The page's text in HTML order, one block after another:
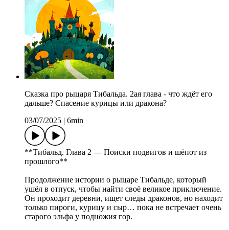
Сказка про рыцаря Тибальда. 2ая глава - что ждёт его
дальше? Спасение курицы или дракона?
03/07/2025
6min
**Тибальд. Глава 2 — Поиски подвигов и шёпот из
прошлого**
Продолжение истории о рыцаре Тибальде, который
ушёл в отпуск, чтобы найти своё великое приключение.
Он проходит деревни, ищет следы драконов, но находит
только пироги, курицу и сыр… пока не встречает очень
старого эльфа у подножия гор.